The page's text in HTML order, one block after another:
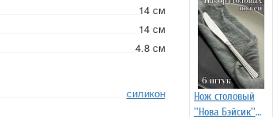
14 см
14 см
4.8 см
силикон
Нож столовый
''Нова Бэйсик''